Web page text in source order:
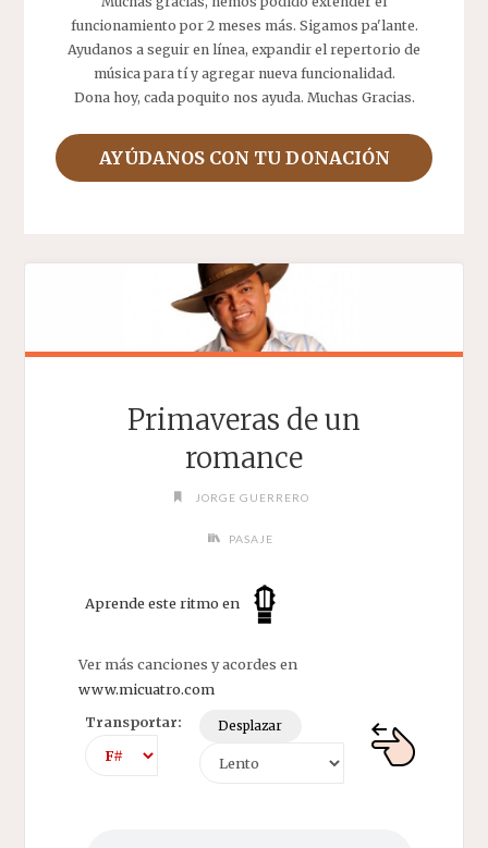
funcionamiento por 2 meses más. Sigamos pa'lante.
Ayudanos a seguir en línea, expandir el repertorio de
música para tí y agregar nueva funcionalidad.
Dona hoy, cada poquito nos ayuda. Muchas Gracias.
AYÚDANOS CON TU DONACIÓN
Primaveras de un
romance
JORGE GUERRERO
PASAJE
Aprende este ritmo en
Ver más canciones y acordes en
www.micuatro.com
Transportar:
Desplazar